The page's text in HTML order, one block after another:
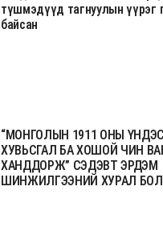
түшмэдүүд тагнуулын үүрэг
байсан
“МОНГОЛЫН 1911 ОНЫ
ХУВЬСГАЛ БА ХОШОЙ ЧИН
ХАНДДОРЖ” СЭДЭВТ ЭРДЭМ
ШИНЖИЛГЭЭНИЙ ХУРАЛ